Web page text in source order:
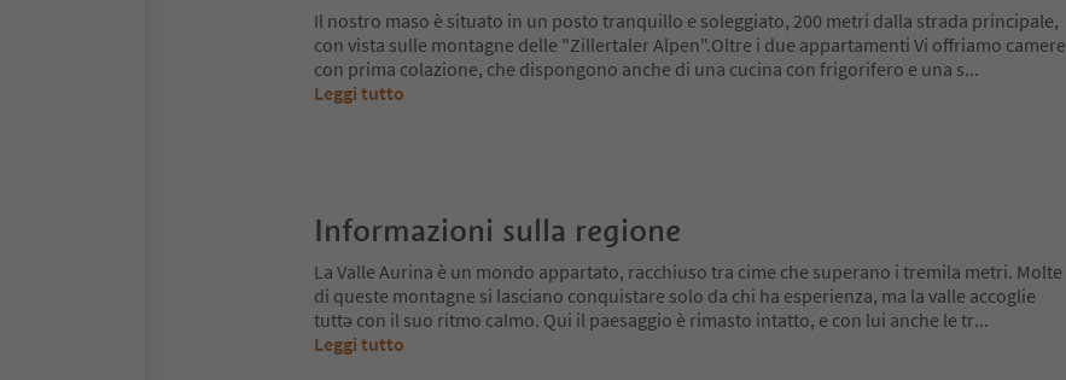
Il nostro maso è situato in un posto tranquillo e soleggiato, 200 metri dalla strada principale,
con vista sulle montagne delle "Zillertaler Alpen".Oltre i due appartamenti Vi offriamo camere
con prima colazione, che dispongono anche di una cucina con frigorifero e una s...
Leggi tutto
Informazioni sulla regione
La Valle Aurina è un mondo appartato, racchiuso tra cime che superano i tremila metri. Molte
di queste montagne si lasciano conquistare solo da chi ha esperienza, ma la valle accoglie
tuttə con il suo ritmo calmo. Qui il paesaggio è rimasto intatto, e con lui anche le tr...
Leggi tutto